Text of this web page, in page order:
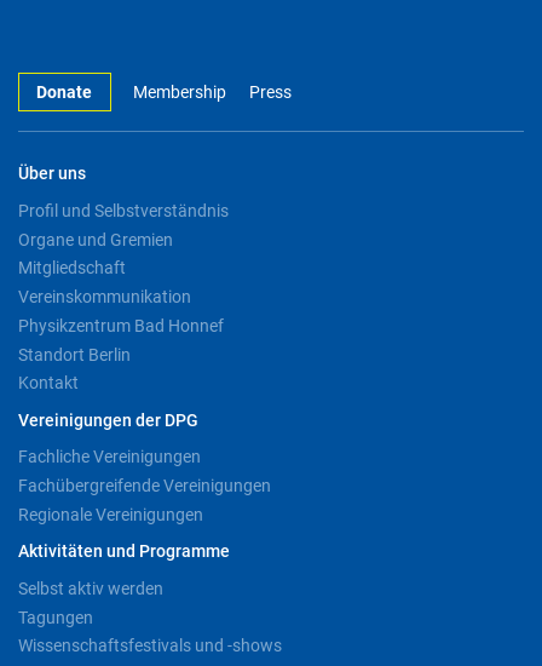
Donate Membership Press
Über uns
Profil und Selbstverständnis
Organe und Gremien
Mitgliedschaft
Vereinskommunikation
Physikzentrum Bad Honnef
Standort Berlin
Kontakt
Vereinigungen der DPG
Fachliche Vereinigungen
Fachübergreifende Vereinigungen
Regionale Vereinigungen
Aktivitäten und Programme
Selbst aktiv werden
Tagungen
Wissenschaftsfestivals und -shows